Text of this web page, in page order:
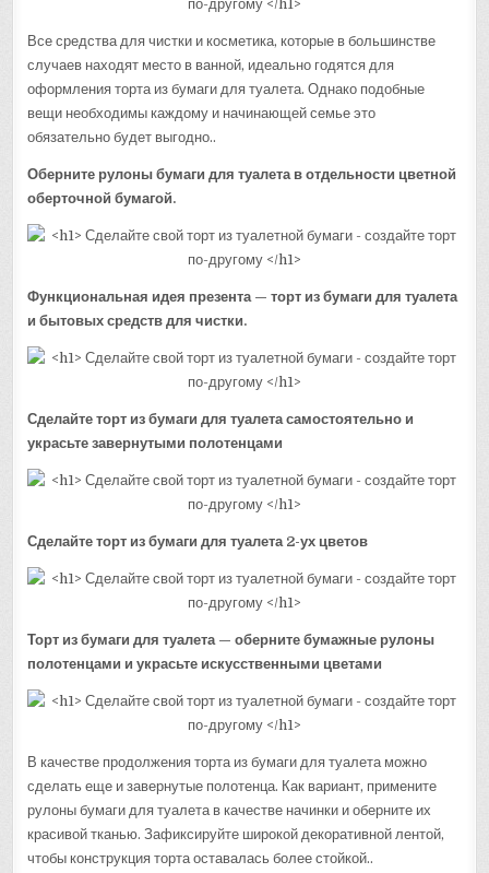
Все средства для чистки и косметика, которые в большинстве
случаев находят место в ванной, идеально годятся для
оформления торта из бумаги для туалета. Однако подобные
вещи необходимы каждому и начинающей семье это
обязательно будет выгодно..
Оберните рулоны бумаги для туалета в отдельности цветной
оберточной бумагой.
Функциональная идея презента — торт из бумаги для туалета
и бытовых средств для чистки.
Сделайте торт из бумаги для туалета самостоятельно и
украсьте завернутыми полотенцами
Сделайте торт из бумаги для туалета 2-ух цветов
Торт из бумаги для туалета — оберните бумажные рулоны
полотенцами и украсьте искусственными цветами
В качестве продолжения торта из бумаги для туалета можно
сделать еще и завернутые полотенца. Как вариант, примените
рулоны бумаги для туалета в качестве начинки и оберните их
красивой тканью. Зафиксируйте широкой декоративной лентой,
чтобы конструкция торта оставалась более стойкой..